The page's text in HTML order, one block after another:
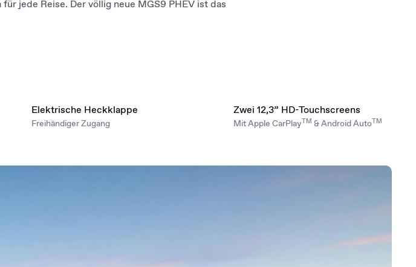
jede Reise. Der völlig neue MGS9 PHEV ist das
Elektrische Heckklappe
Freihändiger Zugang
Zwei 12,3” HD-Touchscreens
Mit Apple CarPlayTM & Android AutoTM